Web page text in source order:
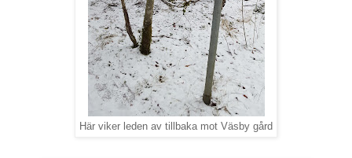
Här viker leden av tillbaka mot Väsby gård